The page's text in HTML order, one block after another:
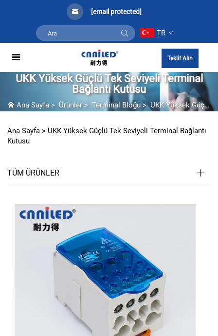
[email protected]
TR
Teklif Alın
UKK Yüksek Güçlü Tek Seviyeli Terminal
Bağlantı Kutusu
Ana Sayfa> Ürünler> Terminal Bloğu > UKK Yüksek Güçlü Tek Seviyeli Terminal Bağlantı Kutusu
Ana Sayfa > UKK Yüksek Güçlü Tek Seviyeli Terminal Bağlantı
Kutusu
TÜM ÜRÜNLER